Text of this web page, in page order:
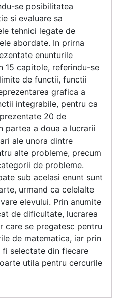
se posibilitatea
si evaluare sa
tehnici legate de
abordate. In prirna
enunturile
15 capitole, referindu-se
de functii, functii
grafica a
integrabile, pentru ca
20 de
partea a doua a lucrarii
ale unora dintre
alte probleme, precum
de probleme.
sub acelasi enunt sunt
urmand ca celelalte
elevului. Prin anumite
de dificultate, lucrarea
care se pregatesc pentru
de matematica, iar prin
selectate din fiecare
utila pentru cercurile